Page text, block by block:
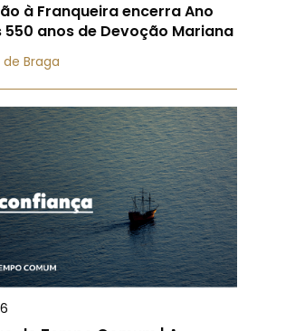
à Franqueira encerra Ano
anos de Devoção Mariana
Braga